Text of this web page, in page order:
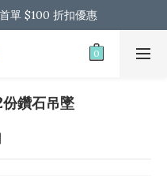
單 $100 折扣優惠
單 $100 折扣優惠
我們了解更多
鑽石吊墜